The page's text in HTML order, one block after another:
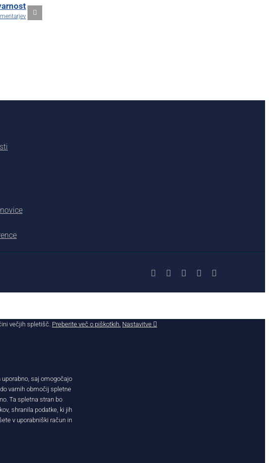
Facebook YouTubeInstagram
večjih spletišč. Preberite več o piškotkih. Nastavitve
saj omogočajo
varnih območij spletne
Ta spletna stran bo
shranila podatke, ki jih
v uporabniški račun in